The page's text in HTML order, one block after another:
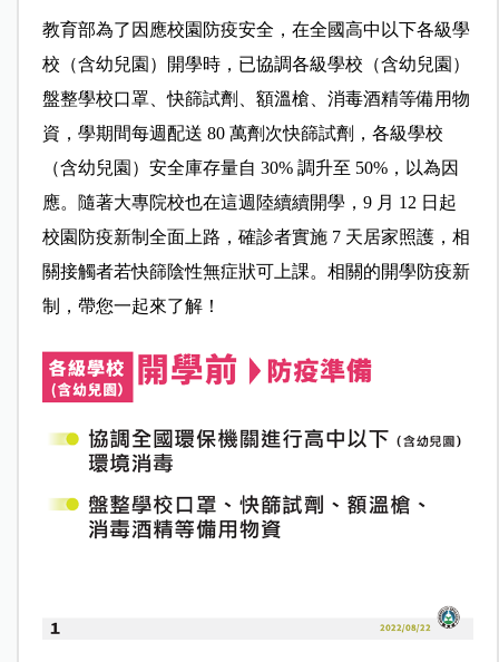
教育部為了因應校園防疫安全，在全國高中以下各級學
校（含幼兒園）開學時，已協調各級學校（含幼兒園）
盤整學校口罩、快篩試劑、額溫槍、消毒酒精等備用物
資，學期間每週配送 80 萬劑次快篩試劑，各級學校
（含幼兒園）安全庫存量自 30% 調升至 50%，以為因
應。隨著大專院校也在這週陸續續開學，9 月 12 日起
校園防疫新制全面上路，確診者實施 7 天居家照護，相
關接觸者若快篩陰性無症狀可上課。相關的開學防疫新
制，帶您一起來了解！